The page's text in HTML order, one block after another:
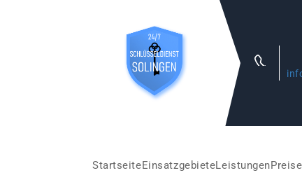
StartseiteEinsatzgebieteLeistungenPreise